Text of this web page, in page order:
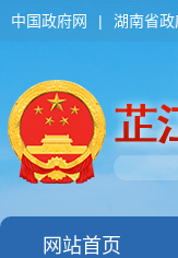
中国政府网 | 湖南省政
网站首页